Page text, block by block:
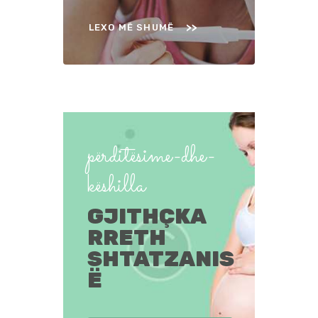
LEXO MË SHUMË
përditësime-dhe-
këshilla
GJITHÇKA
RRETH
SHTATZANIS
Ë